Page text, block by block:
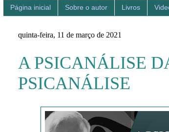
Página inicial Sobre o autor Livros
quinta-feira, 11 de março de 2021
A PSICANÁLISE
PSICANÁLISE